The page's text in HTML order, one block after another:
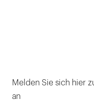
Melden Sie sich hier
an